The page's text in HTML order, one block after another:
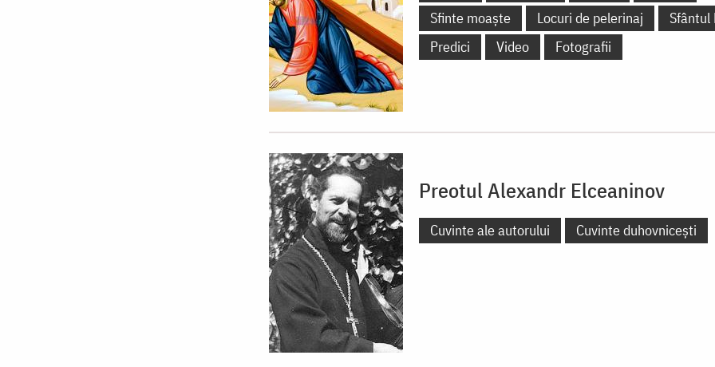
Sfinte moaște
Locuri de pelerinaj
Sfântul
Predici
Video Fotografii
Preotul Alexandr Elceaninov
Cuvinte ale autorului Cuvinte duhovnicești